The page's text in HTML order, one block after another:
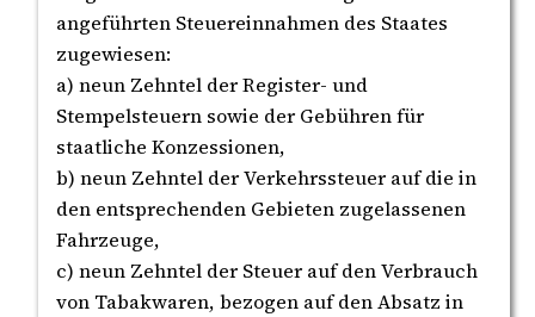
angeführten Steuereinnahmen des Staates
zugewiesen:
a) neun Zehntel der Register- und
Stempelsteuern sowie der Gebühren für
staatliche Konzessionen,
b) neun Zehntel der Verkehrssteuer auf die in
den entsprechenden Gebieten zugelassenen
Fahrzeuge,
c) neun Zehntel der Steuer auf den Verbrauch
von Tabakwaren, bezogen auf den Absatz in